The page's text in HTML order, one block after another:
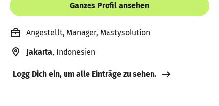
Ganzes Profil ansehen
Angestellt, Manager, Mastysolution
Jakarta, Indonesien
Logg Dich ein, um alle Einträge zu sehen.